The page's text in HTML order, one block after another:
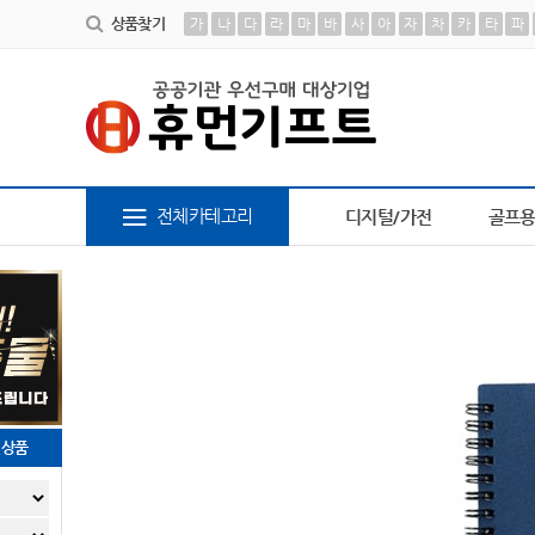
상품찾기 가 나 다 라 마 바 사 아 자 차 카 타 파
6 브론즈하우스
전체카테고리 디지털/가전 골프
품